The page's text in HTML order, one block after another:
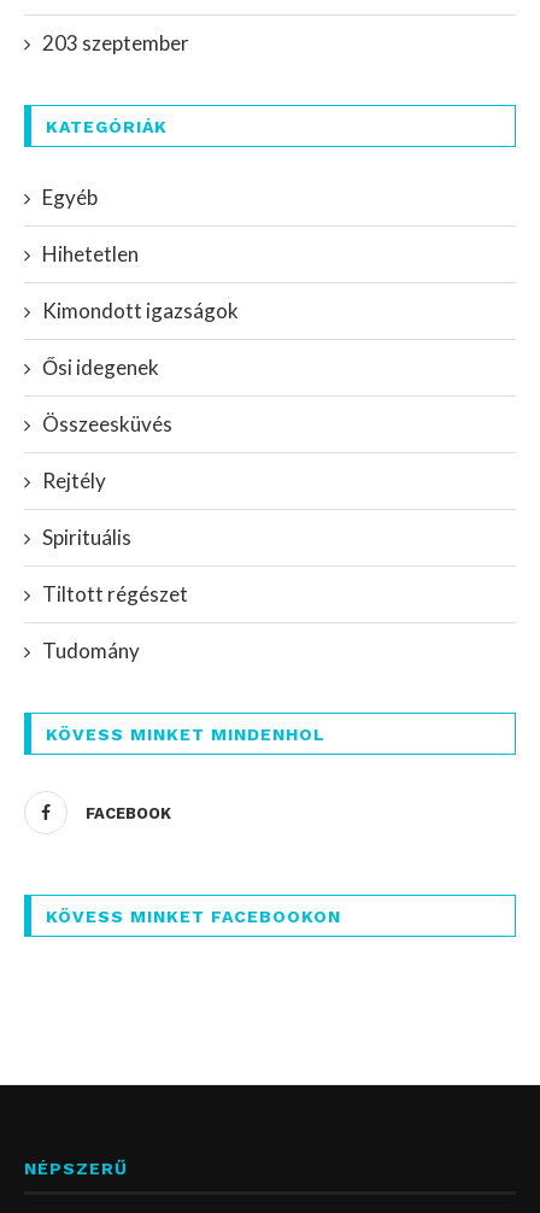
203 szeptember
KATEGÓRIÁK
Egyéb
Hihetetlen
Kimondott igazságok
Ősi idegenek
Összeesküvés
Rejtély
Spirituális
Tiltott régészet
Tudomány
KÖVESS MINKET MINDENHOL
FACEBOOK
KÖVESS MINKET FACEBOOKON
NÉPSZERŰ